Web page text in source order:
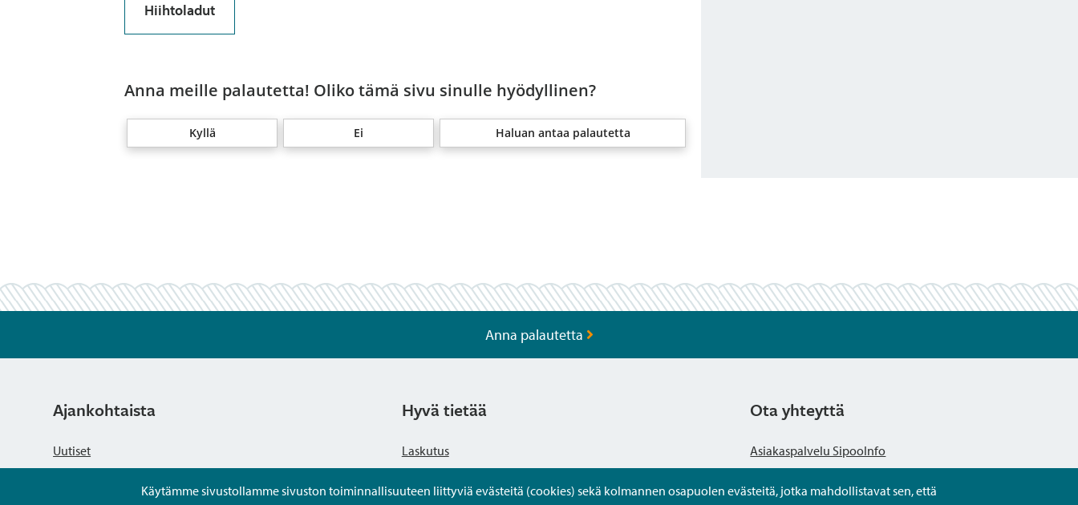
Hiihtoladut
Anna meille palautetta! Oliko tämä sivu sinulle hyödyllinen?
Kyllä Ei Haluan antaa palautetta
Käytämme sivustollamme sivuston toiminnallisuuteen liittyviä evästeitä (cookies) sekä kolmannen osapuolen evästeitä, jotka mahdollistavat sen, että
Anna palautetta
Ajankohtaista
Uutiset
Hyvä tietää
Laskutus
Tietosuojaseloste
Ota yhteyttä
Asiakaspalvelu SipooInfo
Anna palautetta nimettömästi